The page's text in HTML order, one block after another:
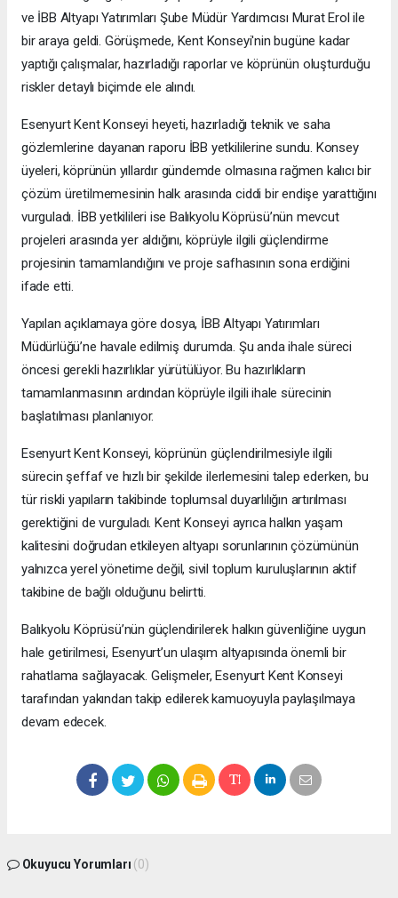
ve İBB Altyapı Yatırımları Şube Müdür Yardımcısı Murat Erol ile
bir araya geldi. Görüşmede, Kent Konseyi'nin bugüne kadar
yaptığı çalışmalar, hazırladığı raporlar ve köprünün oluşturduğu
riskler detaylı biçimde ele alındı.
Esenyurt Kent Konseyi heyeti, hazırladığı teknik ve saha
gözlemlerine dayanan raporu İBB yetkililerine sundu. Konsey
üyeleri, köprünün yıllardır gündemde olmasına rağmen kalıcı bir
çözüm üretilmemesinin halk arasında ciddi bir endişe yarattığını
vurguladı. İBB yetkilileri ise Balıkyolu Köprüsü’nün mevcut
projeleri arasında yer aldığını, köprüyle ilgili güçlendirme
projesinin tamamlandığını ve proje safhasının sona erdiğini
ifade etti.
Yapılan açıklamaya göre dosya, İBB Altyapı Yatırımları
Müdürlüğü’ne havale edilmiş durumda. Şu anda ihale süreci
öncesi gerekli hazırlıklar yürütülüyor. Bu hazırlıkların
tamamlanmasının ardından köprüyle ilgili ihale sürecinin
başlatılması planlanıyor.
Esenyurt Kent Konseyi, köprünün güçlendirilmesiyle ilgili
sürecin şeffaf ve hızlı bir şekilde ilerlemesini talep ederken, bu
tür riskli yapıların takibinde toplumsal duyarlılığın artırılması
gerektiğini de vurguladı. Kent Konseyi ayrıca halkın yaşam
kalitesini doğrudan etkileyen altyapı sorunlarının çözümünün
yalnızca yerel yönetime değil, sivil toplum kuruluşlarının aktif
takibine de bağlı olduğunu belirtti.
Balıkyolu Köprüsü’nün güçlendirilerek halkın güvenliğine uygun
hale getirilmesi, Esenyurt’un ulaşım altyapısında önemli bir
rahatlama sağlayacak. Gelişmeler, Esenyurt Kent Konseyi
tarafından yakından takip edilerek kamuoyuyla paylaşılmaya
devam edecek.
Okuyucu Yorumları (0)